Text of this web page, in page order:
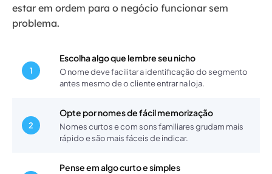
estar em ordem para o negócio funcionar sem
problema.
1
Escolha algo que lembre seu nicho
O nome deve facilitar a identificação do segmento
antes mesmo de o cliente entrar na loja.
2
Opte por nomes de fácil memorização
Nomes curtos e com sons familiares grudam mais
rápido e são mais fáceis de indicar.
Pense em algo curto e simples